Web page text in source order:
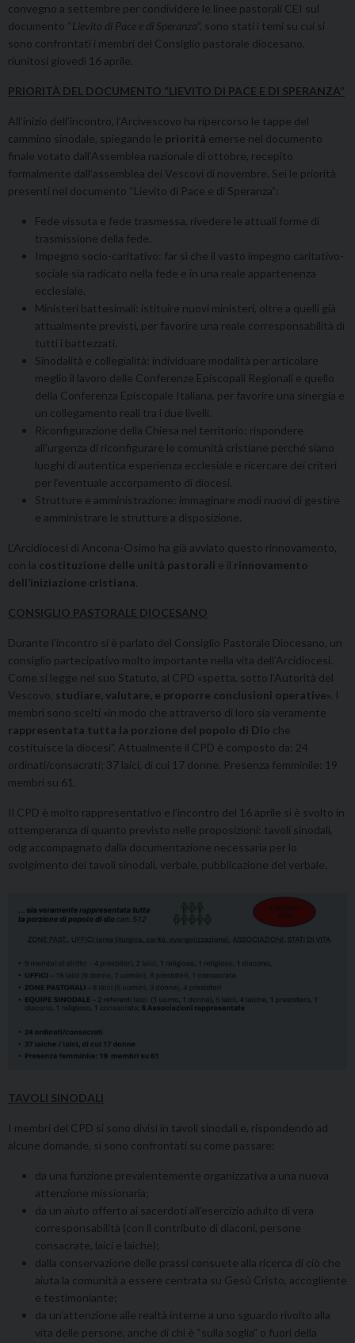
convegno a settembre per condividere le linee pastorali CEI sul
documento “Lievito di Pace e di Speranza”, sono stati i temi su cui si
sono confrontati i membri del Consiglio pastorale diocesano,
riunitosi giovedì 16 aprile.
PRIORITÀ DEL DOCUMENTO “LIEVITO DI PACE E DI SPERANZA”
All’inizio dell’incontro, l’Arcivescovo ha ripercorso le tappe del
cammino sinodale, spiegando le priorità emerse nel documento
finale votato dall’Assemblea nazionale di ottobre, recepito
formalmente dall’assemblea dei Vescovi di novembre. Sei le priorità
presenti nel documento “Lievito di Pace e di Speranza”:
Fede vissuta e fede trasmessa, rivedere le attuali forme di
trasmissione della fede.
Impegno socio-caritativo: far sì che il vasto impegno caritativo-
sociale sia radicato nella fede e in una reale appartenenza
ecclesiale.
Ministeri battesimali: istituire nuovi ministeri, oltre a quelli già
attualmente previsti, per favorire una reale corresponsabilità di
tutti i battezzati.
Sinodalità e collegialità: individuare modalità per articolare
meglio il lavoro delle Conferenze Episcopali Regionali e quello
della Conferenza Episcopale Italiana, per favorire una sinergia e
un collegamento reali tra i due livelli.
Riconfigurazione della Chiesa nel territorio: rispondere
all’urgenza di riconfigurare le comunità cristiane perché siano
luoghi di autentica esperienza ecclesiale e ricercare dei criteri
per l’eventuale accorpamento di diocesi.
Strutture e amministrazione: immaginare modi nuovi di gestire
e amministrare le strutture a disposizione.
L’Arcidiocesi di Ancona-Osimo ha già avviato questo rinnovamento,
con la costituzione delle unità pastorali e il rinnovamento
dell’iniziazione cristiana
CONSIGLIO PASTORALE DIOCESANO
Durante l’incontro si è parlato del Consiglio Pastorale Diocesano, un
consiglio partecipativo molto importante nella vita dell’Arcidiocesi.
Come si legge nel suo Statuto, al CPD «spetta, sotto l’Autorità del
Vescovo, studiare, valutare, e proporre conclusioni operative». I
membri sono scelti «in modo che attraverso di loro sia veramente
rappresentata tutta la porzione del popolo di Dio che
costituisce la diocesi”. Attualmente il CPD è composto da: 24
ordinati/consacrati; 37 laici, di cui 17 donne. Presenza femminile: 19
membri su 61.
Il CPD è molto rappresentativo e l’incontro del 16 aprile si è svolto in
ottemperanza di quanto previsto nelle proposizioni: tavoli sinodali,
odg accompagnato dalla documentazione necessaria per lo
svolgimento dei tavoli sinodali, verbale, pubblicazione del verbale.
TAVOLI SINODALI
I membri del CPD si sono divisi in tavoli sinodali e, rispondendo ad
alcune domande, si sono confrontati su come passare:
da una funzione prevalentemente organizzativa a una nuova
attenzione missionaria;
da un aiuto offerto ai sacerdoti all’esercizio adulto di vera
corresponsabilità (con il contributo di diaconi, persone
consacrate, laici e laiche);
dalla conservazione delle prassi consuete alla ricerca di ciò che
aiuta la comunità a essere centrata su Gesù Cristo, accogliente
e testimoniante;
da un’attenzione alle realtà interne a uno sguardo rivolto alla
vita delle persone, anche di chi è “sulla soglia” o fuori della